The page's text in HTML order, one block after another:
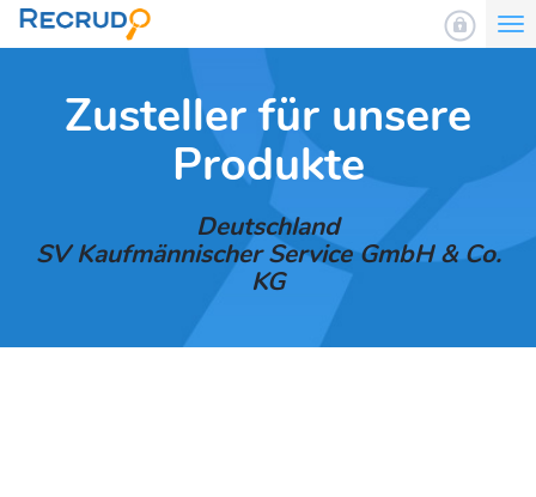
Zusteller für unsere
Produkte
Deutschland
SV Kaufmännischer Service GmbH & Co.
KG